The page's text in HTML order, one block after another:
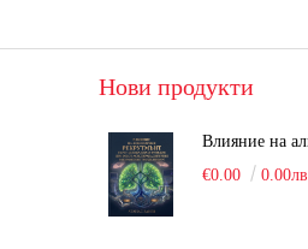
Нови продукти
€0.00
0.00лв.